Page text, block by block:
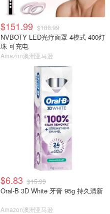
$151.99 $188.99
NVBOTY LED光疗面罩 4模式 400灯
珠 可充电
Amazon澳洲亚马逊
$6.83 $15.99
Oral-B 3D White 牙膏 95g 持久清新
Amazon澳洲亚马逊